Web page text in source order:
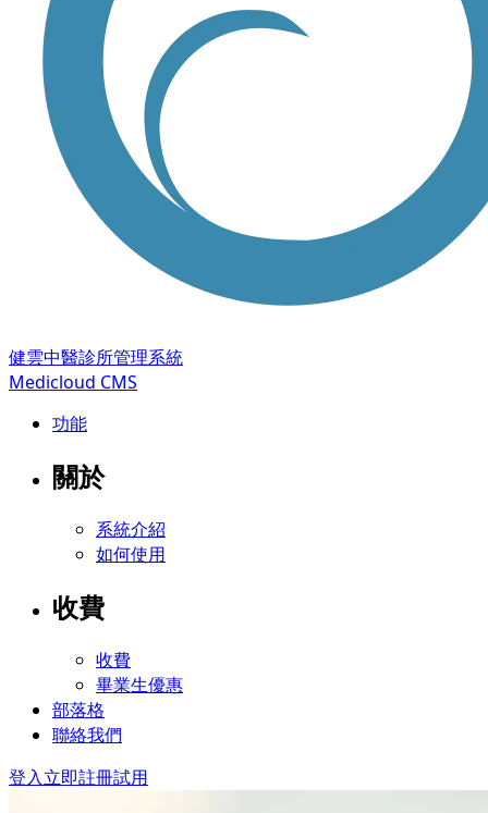
健雲中醫診所管理系統
Medicloud CMS
功能
關於
系統介紹
如何使用
收費
收費
畢業生優惠
部落格
聯絡我們
登入立即註冊試用